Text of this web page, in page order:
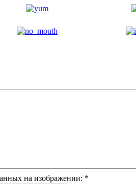
на изображении: *